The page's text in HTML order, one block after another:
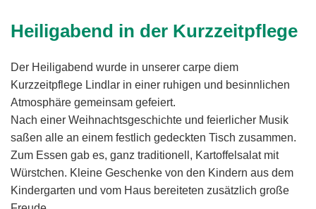
Heiligabend in der Kurzzeitpflege
Der Heiligabend wurde in unserer carpe diem
Kurzzeitpflege Lindlar in einer ruhigen und besinnlichen
Atmosphäre gemeinsam gefeiert.
Nach einer Weihnachtsgeschichte und feierlicher Musik
saßen alle an einem festlich gedeckten Tisch zusammen.
Zum Essen gab es, ganz traditionell, Kartoffelsalat mit
Würstchen. Kleine Geschenke von den Kindern aus dem
Kindergarten und vom Haus bereiteten zusätzlich große